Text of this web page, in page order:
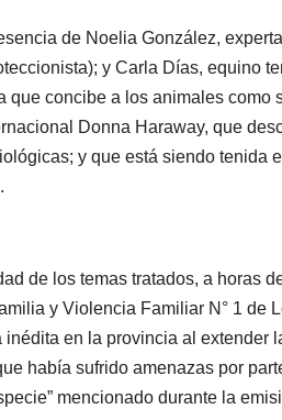
de Noelia González,
y Carla Días, equino
que concibe a los animales
Donna Haraway, que
y que está siendo tenida
de los temas tratados, a horas
y Violencia Familiar N° 1 de
inédita en la provincia al
había sufrido amenazas por
mencionado durante la